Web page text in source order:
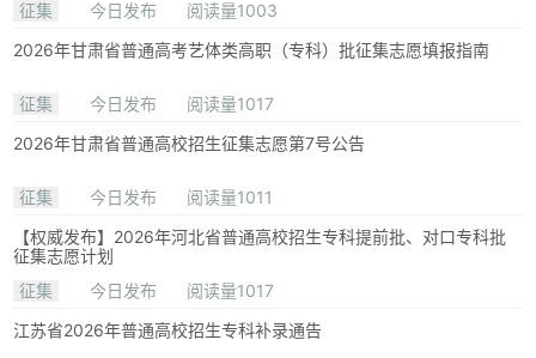
征集
今日发布
阅读量1003
2026年甘肃省普通高考艺体类高职（专科）批征集志愿填报指南
征集 今日发布
阅读量1017
2026年甘肃省普通高校招生征集志愿第7号公告
征集 今日发布
阅读量1011
【权威发布】2026年河北省普通高校招生专科提前批、对口专科批
征集志愿计划
征集
今日发布
阅读量1017
江苏省2026年普通高校招生专科补录通告